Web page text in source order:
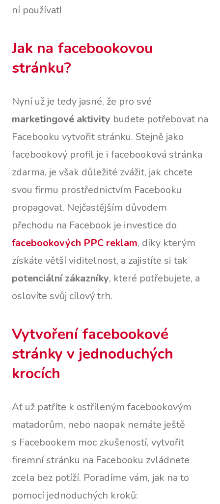
ní používat!
Jak na facebookovou
stránku?
Nyní už je tedy jasné, že pro své
marketingové aktivity budete potřebovat na
Facebooku vytvořit stránku. Stejně jako
facebookový profil je i facebooková stránka
zdarma, je však důležité zvážit, jak chcete
svou firmu prostřednictvím Facebooku
propagovat. Nejčastějším důvodem
přechodu na Facebook je investice do
facebookových PPC reklam, díky kterým
získáte větší viditelnost, a zajistíte si tak
potenciální zákazníky, které potřebujete, a
oslovíte svůj cílový trh.
Vytvoření facebookové
stránky v jednoduchých
krocích
Ať už patříte k ostříleným facebookovým
matadorům, nebo naopak nemáte ještě
s Facebookem moc zkušeností, vytvořit
firemní stránku na Facebooku zvládnete
zcela bez potíží. Poradíme vám, jak na to
pomocí jednoduchých kroků: